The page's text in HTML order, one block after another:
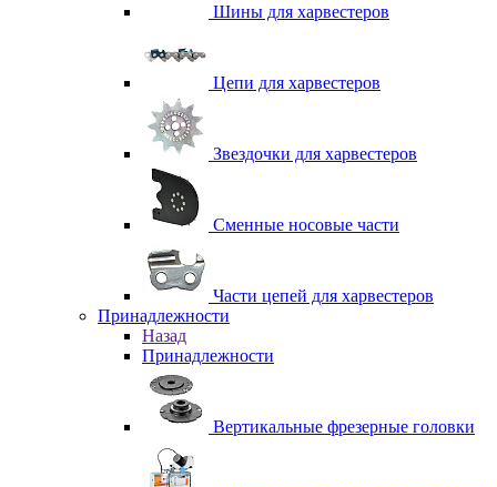
Шины для харвестеров
Цепи для харвестеров
Звездочки для харвестеров
Сменные носовые части
Части цепей для харвестеров
Принадлежности
Назад
Принадлежности
Вертикальные фрезерные головки